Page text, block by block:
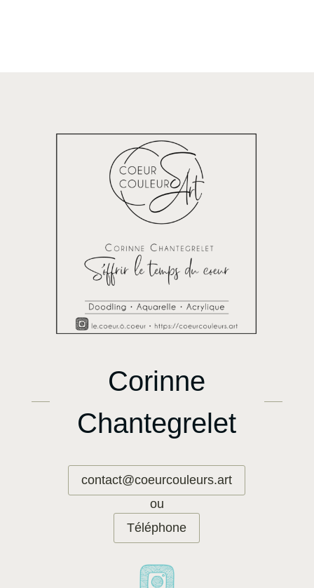
Corinne
Chantegrelet
contact@coeurcouleurs.art
ou
Téléphone